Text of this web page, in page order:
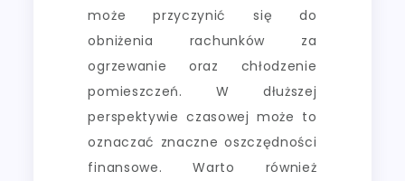
może przyczynić się do
obniżenia rachunków za
ogrzewanie oraz chłodzenie
pomieszczeń. W dłuższej
perspektywie czasowej może to
oznaczać znaczne oszczędności
finansowe. Warto również